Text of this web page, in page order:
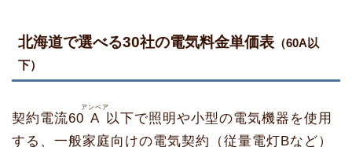
北海道で選べる30社の電気料金単価表 （60A以
下）
契約電流60 A
アンペア
以下で照明や小型の電気機器を使用
する、一般家庭向けの電気契約（従量電灯Bなど）